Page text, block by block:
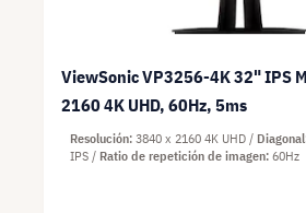
ViewSonic VP3256-4K 32" IPS
2160 4K UHD, 60Hz, 5ms
Resolución 3840 x 2160 4K UHD Diagonal
IPS
Ratio de repetición de imagen 60Hz